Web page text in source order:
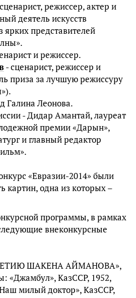
режиссер, актер и
деятель искусств
ярких представителей
и режиссер.
- сценарист, режиссер и
приза за лучшую режиссуру
Галина Леонова.
- Дидар Амантай, лауреат
премии «Дарын»,
и главный редактор
«Евразии-2014» были
картин, одна из которых –
программы, в рамках
внеконкурсные
ШАКЕНА АЙМАНОВА»,
«Джамбул», КазССР, 1952,
милый доктор», КазССР,